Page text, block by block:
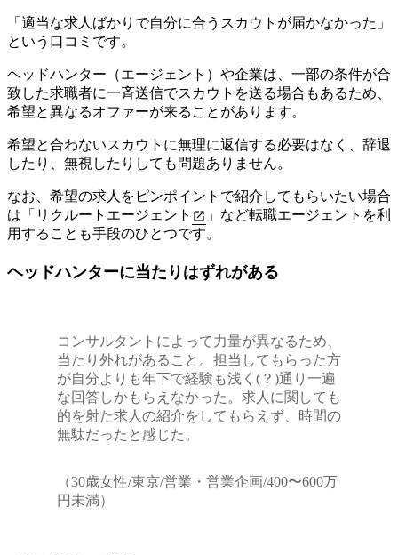
「適当な求人ばかりで自分に合うスカウトが届かなかった」
という口コミです。
ヘッドハンター（エージェント）や企業は、一部の条件が合
致した求職者に一斉送信でスカウトを送る場合もあるため、
希望と異なるオファーが来ることがあります。
希望と合わないスカウトに無理に返信する必要はなく、辞退
したり、無視したりしても問題ありません。
なお、希望の求人をピンポイントで紹介してもらいたい場合
は「 リクルートエージェント
」など転職エージェントを利
用することも手段のひとつです。
ヘッドハンターに当たりはずれがある
コンサルタントによって力量が異なるため、
当たり外れがあること。担当してもらった方
が自分よりも年下で経験も浅く(？)通り一遍
な回答しかもらえなかった。求人に関しても
的を射た求人の紹介をしてもらえず、時間の
無駄だったと感じた。
（30歳女性/東京/営業・営業企画/400〜600万
円未満）